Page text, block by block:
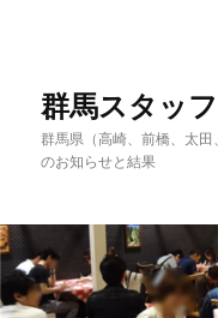
群馬スタッ
群馬県（高崎、前橋、太
のお知らせと結果